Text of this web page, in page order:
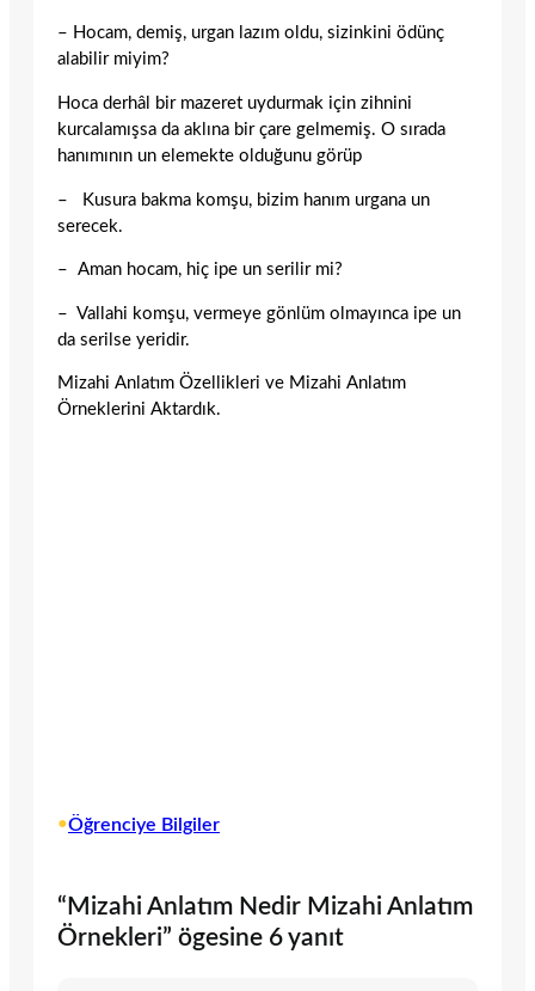
– Hocam, demiş, urgan lazım oldu, sizinkini ödünç
alabilir miyim?
Hoca derhâl bir mazeret uydurmak için zihnini
kurcalamışsa da aklına bir çare gelmemiş. O sırada
hanımının un elemekte olduğunu görüp
– Kusura bakma komşu, bizim hanım urgana un
serecek.
– Aman hocam, hiç ipe un serilir mi?
– Vallahi komşu, vermeye gönlüm olmayınca ipe un
da serilse yeridir.
Mizahi Anlatım Özellikleri ve Mizahi Anlatım
Örneklerini Aktardık.
•Öğrenciye Bilgiler
“Mizahi Anlatım Nedir Mizahi Anlatım
Örnekleri” ögesine 6 yanıt